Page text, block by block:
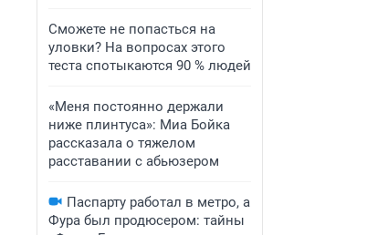
Сможете не попасться на
уловки? На вопросах этого
теста спотыкаются 90 % людей
«Меня постоянно держали
ниже плинтуса»: Миа Бойка
рассказала о тяжелом
расставании с абьюзером
Паспарту работал в метро, а
Фура был продюсером: тайны